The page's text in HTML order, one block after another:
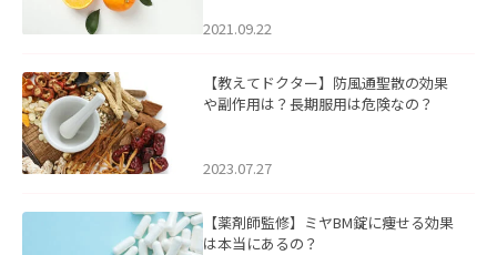
2021.09.22
【教えてドクター】防風通聖散の効果
や副作用は？長期服用は危険なの？
2023.07.27
【薬剤師監修】ミヤBM錠に痩せる効果
は本当にあるの？